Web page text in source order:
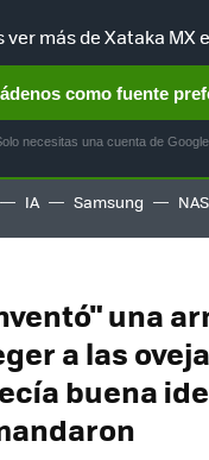
HOME AUTO
IA Samsung
una
a las
buena
ver más de Xataka MX
como fuente
necesitas una cuenta de Google